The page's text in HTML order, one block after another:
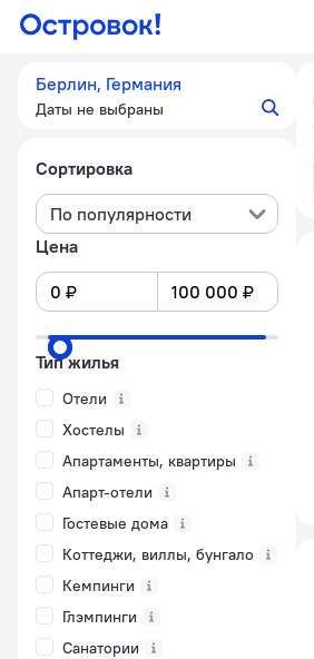
Берлин, Германия
Даты не выбраны
Сортировка
По популярности
Цена
Тип жилья
Отели
Хостелы
Апартаменты, квартиры
Апарт-отели
Гостевые дома
Коттеджи, виллы, бунгало
Кемпинги
Глэмпинги
Санатории